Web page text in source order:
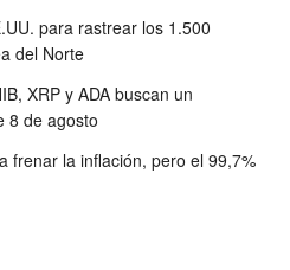
para rastrear los 1.500
del Norte
XRP y ADA buscan un
8 de agosto
frenar la inflación, pero el 99,7%